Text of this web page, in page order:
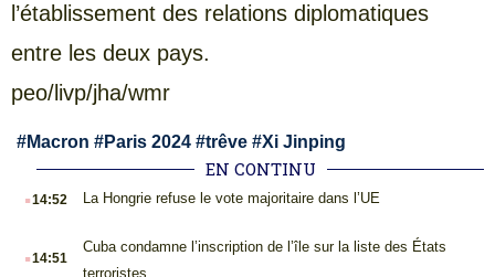
l’établissement des relations diplomatiques
entre les deux pays.
peo/livp/jha/wmr
#Macron #Paris 2024 #trêve #Xi Jinping
EN CONTINU
.14:52 La Hongrie refuse le vote majoritaire dans l’UE
.14:51
Cuba condamne l’inscription de l’île sur la liste des États
terroristes